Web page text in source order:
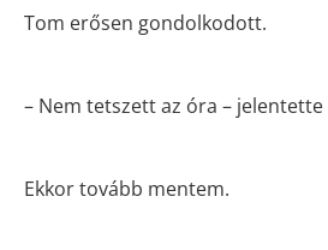
Tom erősen gondolkodott.
– Nem tetszett az óra – jelentette
Ekkor tovább mentem.